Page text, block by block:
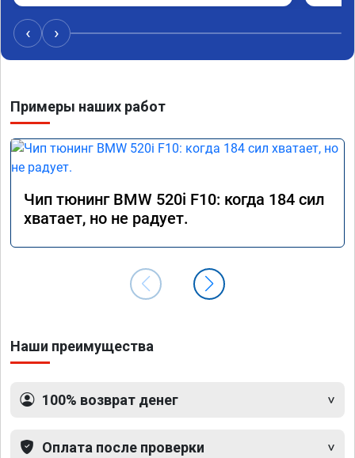
‹ ›
Примеры наших работ
Чип тюнинг BMW 520i F10: когда 184 сил
хватает, но не радует.
Наши преимущества
100% возврат денег
Оплата после проверки